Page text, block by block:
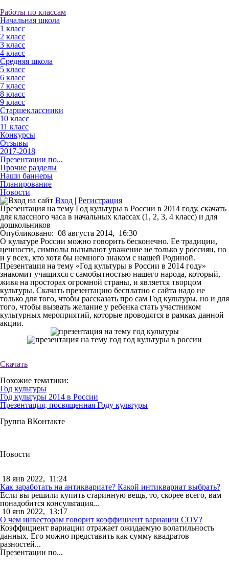
Работы по классам
Начальная школа
1 класс
2 класс
3 класс
4 класс
Средняя школа
5 класс
6 класс
7 класс
8 класс
9 класс
Старшеклассники
10 класс
11 класс
Конкурсы
Отзывы
2017-2018
Презентации по...
Прочие разделы
Наши баннеры
Планирование
Новости
Вход | Регистрация
Презентация на тему Год культуры в России в 2014 году, скачать
для классного часа в начальных классах (1, 2, 3, 4 класс) и для
дошкольников
Опубликовано: 08 августа 2014, 16:30
О культуре России можно говорить бесконечно. Ее традиции,
ценности, символы вызывают уважение не только у россиян, но
и у всех, кто хотя бы немного знаком с нашей Родиной.
Презентация на тему «Год культуры в России в 2014 году»
знакомит учащихся с самобытностью нашего народа, который,
живя на просторах огромной страны, и является творцом
культуры. Скачать презентацию бесплатно с сайта надо не
только для того, чтобы рассказать про сам Год культуры, но и для
того, чтобы вызвать желание у ребенка стать участником
культурных мероприятий, которые проводятся в рамках данной
акции.
Скачать
Похожие тематики:
Год культуры
Год культуры 2014 в России
Презентация, посвященная Году культуры
Группа ВКонтакте
Новости
18 янв 2022, 11:24
Как заработать на антиквариате? Какой интиквариат выбрать?
Если вы решили купить старинную вещь, то, скорее всего, вам
понадобится консультация...
10 янв 2022, 13:17
О чем инвесторам говорит коэффициент вариации COV?
Коэффициент вариации отражает ожидаемую волатильность
данных. Его можно представить как сумму квадратов
разностей...
Презентации по...